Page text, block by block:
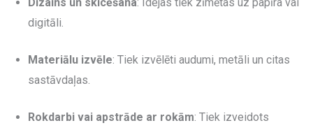
digitāli.
Materiālu izvēle: Tiek izvēlēti audumi, metāli un citas
sastāvdaļas.
Rokdarbi vai apstrāde ar rokām: Tiek izveidots